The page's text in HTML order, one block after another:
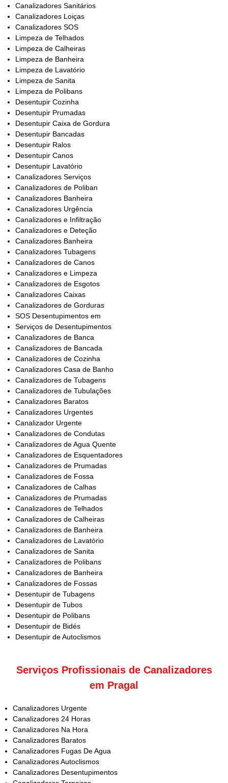
Canalizadores Sanitários
Canalizadores Loiças
Canalizadores SOS
Limpeza de Telhados
Limpeza de Calheiras
Limpeza de Banheira
Limpeza de Lavatório
Limpeza de Sanita
Limpeza de Polibans
Desentupir Cozinha
Desentupir Prumadas
Desentupir Caixa de Gordura
Desentupir Bancadas
Desentupir Ralos
Desentupir Canos
Desentupir Lavatório
Canalizadores Serviços
Canalizadores de Poliban
Canalizadores Banheira
Canalizadores Urgência
Canalizadores e Infiltração
Canalizadores e Deteção
Canalizadores Banheira
Canalizadores Tubagens
Canalizadores de Canos
Canalizadores e Limpeza
Canalizadores de Esgotos
Canalizadores Caixas
Canalizadores de Gorduras
SOS Desentupimentos em
Serviços de Desentupimentos
Canalizadores de Banca
Canalizadores de Bancada
Canalizadores de Cozinha
Canalizadores Casa de Banho
Canalizadores de Tubagens
Canalizadores de Tubulações
Canalizadores Baratos
Canalizadores Urgentes
Canalizador Urgente
Canalizadores de Condutas
Canalizadores de Agua Quente
Canalizadores de Esquentadores
Canalizadores de Prumadas
Canalizadores de Fossa
Canalizadores de Calhas
Canalizadores de Prumadas
Canalizadores de Telhados
Canalizadores de Calheiras
Canalizadores de Banheira
Canalizadores de Lavatório
Canalizadores de Sanita
Canalizadores de Polibans
Canalizadores de Banheira
Canalizadores de Fossas
Desentupir de Tubagens
Desentupir de Tubos
Desentupir de Polibans
Desentupir de Bidés
Desentupir de Autoclismos
Serviços Profissionais de Canalizadores
em Pragal
Canalizadores Urgente
Canalizadores 24 Horas
Canalizadores Na Hora
Canalizadores Baratos
Canalizadores Fugas De Agua
Canalizadores Autoclismos
Canalizadores Desentupimentos